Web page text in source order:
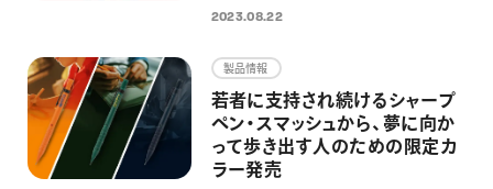
真、マスキングテープにもインパ
める
2023.08.22
製品情報
若者に支持され続けるシャープ
ペン・スマッシュから、夢に向か
って歩き出す人のための限定カ
ラー発売